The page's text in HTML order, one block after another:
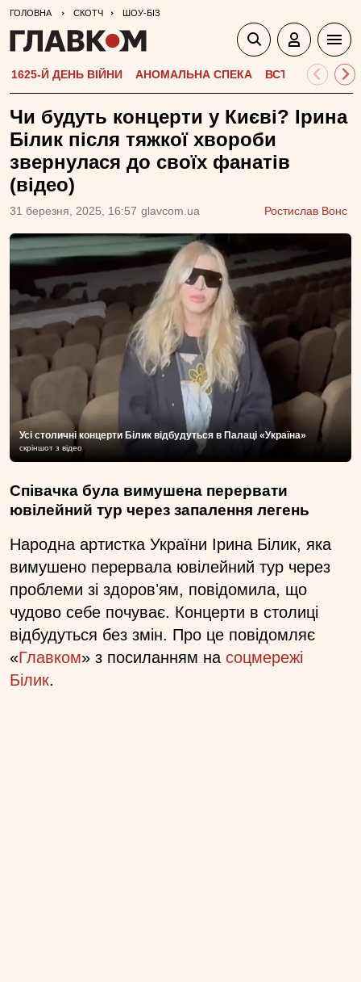
ГОЛОВНА СКОТЧ ШОУ-БІЗ
1625-Й ДЕНЬ ВІЙНИ АНОМАЛЬНА СПЕКА ВСТУПНА
Чи будуть концерти у Києві? Ірина
Білик після тяжкої хвороби
звернулася до своїх фанатів
(відео)
31 березня, 2025, 16:57 glavcom.ua Ростислав Вонс
Усі столичні концерти Білик відбудуться в Палаці «Україна»
скріншот з відео
Співачка була вимушена перервати
ювілейний тур через запалення легень
Народна артистка України Ірина Білик, яка
вимушено перервала ювілейний тур через
проблеми зі здоровʼям, повідомила, що
чудово себе почуває. Концерти в столиці
відбудуться без змін. Про це повідомляє
«Главком» з посиланням на соцмережі
Білик.